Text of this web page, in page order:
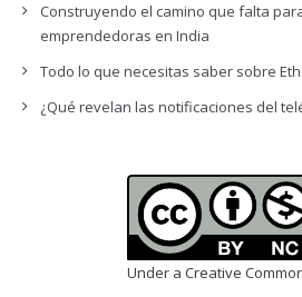
Construyendo el camino que falta
emprendedoras en India
Todo lo que necesitas saber sobre
¿Qué revelan las notificaciones del
Under a Creative